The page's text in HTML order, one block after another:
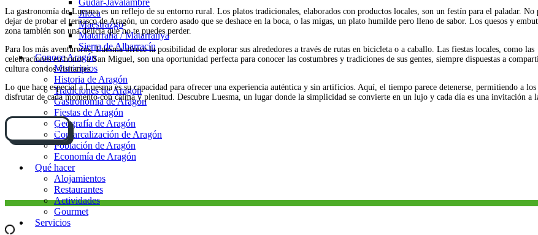
Gúdar-Javalambre
Jiloca
Maestrazgo
Matarraña / Matarranya
Sierra de Albarracín
Conoce Aragón
Municipios
Historia de Aragón
Tradiciones de Aragón
Gastronomía de Aragón
Fiestas de Aragón
Geografía de Aragón
Comarcalización de Aragón
Población de Aragón
Economía de Aragón
Qué hacer
Alojamientos
Restaurantes
Actividades
Gourmet
Servicios
La gastronomía de Luesma es un reflejo de su entorno rural. Los platos tradicionales, elaborados con productos locales, son un festín para el paladar. No
dejar de probar el ternasco de Aragón, un cordero asado que se deshace en la boca, o las migas, un plato humilde pero lleno de sabor. Los quesos y
zona también son una delicia que no te puedes perder.
Para los más aventureros, Luesma ofrece la posibilidad de explorar sus alrededores a través de rutas en bicicleta o a caballo. Las fiestas locales, como las
celebraciones en honor a San Miguel, son una oportunidad perfecta para conocer las costumbres y tradiciones de sus gentes, siempre dispuestas a
cultura con los visitantes.
Lo que hace especial a Luesma es su capacidad para ofrecer una experiencia auténtica y sin artificios. Aquí, el tiempo parece detenerse, permitiendo a
disfrutar de cada momento con calma y plenitud. Descubre Luesma, un lugar donde la simplicidad se convierte en un lujo y cada día es una invitación a
Cómo llegar